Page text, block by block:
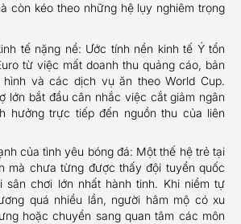
còn kéo theo những hệ lụy nghiêm trọng
tế nặng nề: Ước tính nền kinh tế Ý tổn
từ việc mất doanh thu quảng cáo, bản
hình và các dịch vụ ăn theo World Cup.
lớn bắt đầu cân nhắc việc cắt giảm ngân
hưởng trực tiếp đến nguồn thu của liên
của tình yêu bóng đá: Một thế hệ trẻ tại
mà chưa từng được thấy đội tuyển quốc
sân chơi lớn nhất hành tinh. Khi niềm tự
quá nhiều lần, người hâm mộ có xu
hoặc chuyển sang quan tâm các môn